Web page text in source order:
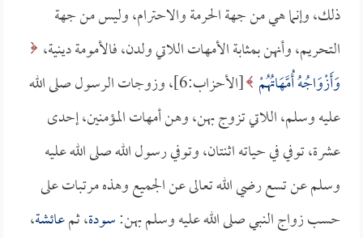
ذلك، وإنما هي من جهة الحرمة والاحترام، وليس من جهة
التحريم، وأنهن بمثابة الأمهات اللاتي ولدن، فالأمومة دينية،
وَأَزْوَاجُهُ أُمَّهَاتُهُمْ
[الأحزاب:6]، وزوجات الرسول صلى الله
عليه وسلم، اللاتي تزوج بهن، وهن أمهات المؤمنين، إحدى
عشرة، توفي في حياته اثنتان، وتوفي رسول الله صلى الله عليه
وسلم عن تسع رضي الله تعالى عن الجميع وهذه مرتبات على
حسب زواج النبي صلى الله عليه وسلم بهن:سودة، ثمعائشة،